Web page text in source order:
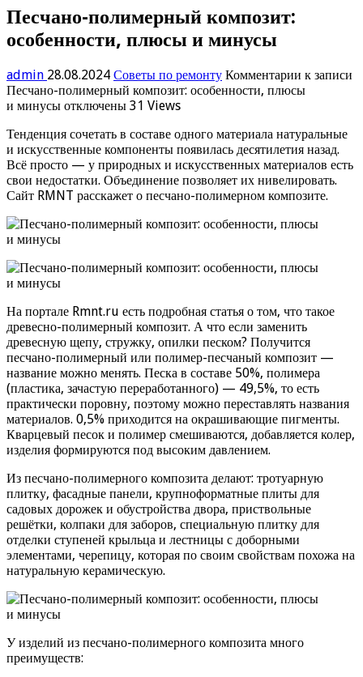
Песчано-полимерный композит:
особенности, плюсы и минусы
admin 28.08.2024 Советы по ремонту Комментарии к записи
Песчано-полимерный композит: особенности, плюсы
и минусы отключены 31 Views
Тенденция сочетать в составе одного материала натуральные
и искусственные компоненты появилась десятилетия назад.
Всё просто — у природных и искусственных материалов есть
свои недостатки. Объединение позволяет их нивелировать.
Сайт RMNT расскажет о песчано-полимерном композите.
На портале Rmnt.ru есть подробная статья о том, что такое
древесно-полимерный композит. А что если заменить
древесную щепу, стружку, опилки песком? Получится
песчано-полимерный или полимер-песчаный композит —
название можно менять. Песка в составе 50%, полимера
(пластика, зачастую переработанного) — 49,5%, то есть
практически поровну, поэтому можно переставлять названия
материалов. 0,5% приходится на окрашивающие пигменты.
Кварцевый песок и полимер смешиваются, добавляется колер,
изделия формируются под высоким давлением.
Из песчано-полимерного композита делают: тротуарную
плитку, фасадные панели, крупноформатные плиты для
садовых дорожек и обустройства двора, приствольные
решётки, колпаки для заборов, специальную плитку для
отделки ступеней крыльца и лестницы с доборными
элементами, черепицу, которая по своим свойствам похожа на
натуральную керамическую.
У изделий из песчано-полимерного композита много
преимуществ: